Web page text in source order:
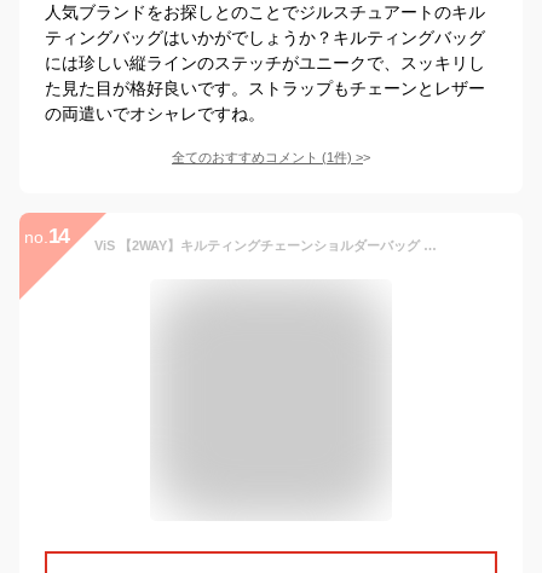
人気ブランドをお探しとのことでジルスチュアートのキル
ティングバッグはいかがでしょうか？キルティングバッグ
には珍しい縦ラインのステッチがユニークで、スッキリし
た見た目が格好良いです。ストラップもチェーンとレザー
の両遣いでオシャレですね。
全てのおすすめコメント (1件) >
no. 14 ViS 【2WAY】キルティングチェーンショルダーバッグ ビス バッグ ショルダーバッグ ブラック ベージュ グリーン【送料無料】